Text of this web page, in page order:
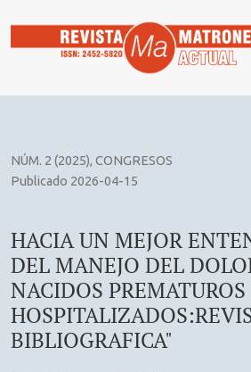
NÚM. 2 (2025), CONGRESOS
HACIA UN MEJOR
DEL MANEJO DEL
NACIDOS PREMATUROS
BIBLIOGRAFICA"
Publicado 2026-04-15